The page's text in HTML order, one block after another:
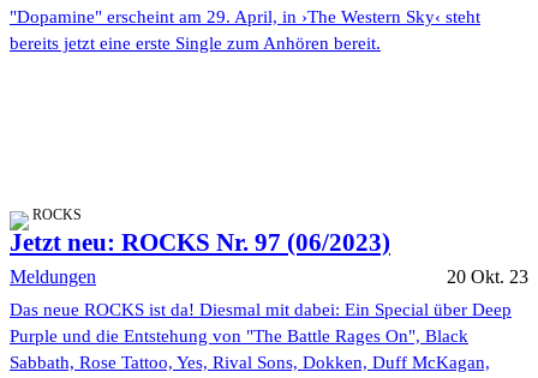
"Dopamine" erscheint am 29. April, in ›The Western Sky‹ steht
bereits jetzt eine erste Single zum Anhören bereit.
ROCKS
Jetzt neu: ROCKS Nr. 97 (06/2023)
Meldungen 20 Okt. 23
Das neue ROCKS ist da! Diesmal mit dabei: Ein Special über Deep
Purple und die Entstehung von "The Battle Rages On", Black
Sabbath, Rose Tattoo, Yes, Rival Sons, Dokken, Duff McKagan,